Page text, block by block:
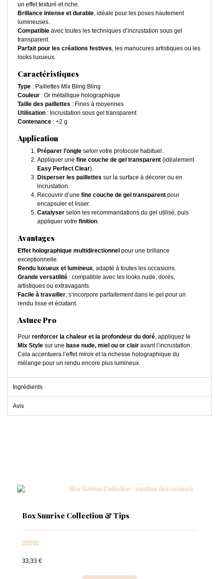
un effet texturé et riche.
Brillance intense et durable, idéale pour les poses hautement
lumineuses.
Compatible avec toutes les techniques d’incrustation sous gel
transparent.
Parfait pour les créations festives, les manucures artistiques ou les
looks luxueux.
Caractéristiques
Type : Paillettes Mix Bling Bling
Couleur : Or métallique holographique
Taille des paillettes : Fines à moyennes
Utilisation : Incrustation sous gel transparent
Contenance : +2 g
Application
Préparer l’ongle selon votre protocole habituel.
Appliquer une fine couche de gel transparent (idéalement
Easy Perfect Clear).
Disperser les paillettes sur la surface à décorer ou en
incrustation.
Recouvrir d’une fine couche de gel transparent pour
encapsuler et lisser.
Catalyser selon les recommandations du gel utilisé, puis
appliquer votre finition.
Avantages
Effet holographique multidirectionnel pour une brillance
exceptionnelle.
Rendu luxueux et lumineux, adapté à toutes les occasions.
Grande versatilité : compatible avec les looks nude, dorés,
artistiques ou extravagants.
Facile à travailler, s’incorpore parfaitement dans le gel pour un
rendu lisse et éclatant.
Astuce Pro
Pour renforcer la chaleur et la profondeur du doré, appliquez le
Mix Style sur une base nude, miel ou or clair avant l’incrustation.
Cela accentuera l’effet miroir et la richesse holographique du
mélange pour un rendu encore plus lumineux.
Ingrédients
Avis
Box Sunrise Collection & Tips

33,33 €